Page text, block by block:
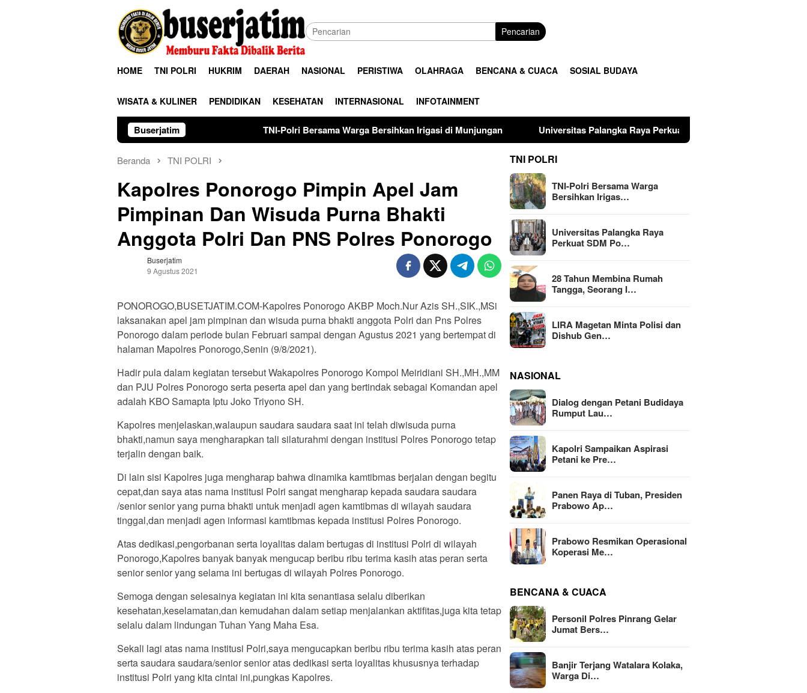
Pencarian
HOME TNI POLRI HUKRIM DAERAH NASIONAL PERISTIWA OLAHRAGA BENCANA & CUACA SOSIAL BUDAYA
WISATA & KULINER PENDIDIKAN KESEHATAN INTERNASIONAL INFOTAINMENT
Buserjatim TNI-Polri Bersama Warga Bersihkan Irigasi di Munjungan Universitas Palangka Raya Perkuat SDM Polri Lewat Pusat Studi Kepolisian
Beranda TNI POLRI
Kapolres Ponorogo Pimpin Apel Jam
Pimpinan Dan Wisuda Purna Bhakti
Anggota Polri Dan PNS Polres Ponorogo
Buserjatim
9 Agustus 2021
PONOROGO,BUSETJATIM.COM-Kapolres Ponorogo AKBP Moch.Nur Azis SH.,SIK.,MSi
laksanakan apel jam pimpinan dan wisuda purna bhakti anggota Polri dan Pns Polres
Ponorogo dalam periode bulan Februari sampai dengan Agustus 2021 yang bertempat di
halaman Mapolres Ponorogo,Senin (9/8/2021).
Hadir pula dalam kegiatan tersebut Wakapolres Ponorogo Kompol Meiridiani SH.,MH.,MM
dan PJU Polres Ponorogo serta peserta apel dan yang bertindak sebagai Komandan apel
adalah KBO Samapta Iptu Joko Triyono SH.
Kapolres menjelaskan,walaupun saudara saudara saat ini telah diwisuda purna
bhakti,namun saya mengharapkan tali silaturahmi dengan institusi Polres Ponorogo tetap
terjalin dengan baik.
Di lain sisi Kapolres juga mengharap bahwa dinamika kamtibmas berjalan dengan begitu
cepat,dan saya atas nama institusi Polri sangat mengharap kepada saudara saudara
/senior senior yang purna bhakti untuk menjadi agen kamtibmas di wilayah saudara
tinggal,dan menjadi agen informasi kamtibmas kepada institusi Polres Ponorogo.
Atas dedikasi,pengorbanan serta loyalitas dalam bertugas di institusi Polri di wilayah
Ponorogo,Kapolres banyak banyak mengucap beribu ribu terima kasih atas peran serta
senior senior yang selama ini bertugas di wilayah Polres Ponorogo.
Semoga dengan selesainya kegiatan ini kita senantiasa selalu diberikan
kesehatan,keselamatan,dan kemudahan dalam setiap menjalankan aktifitas,juga kita tetap
selalu dalam lindungan Tuhan Yang Maha Esa.
Sekali lagi atas nama institusi Polri,saya mengucapkan beribu ribu terima kasih atas peran
serta saudara saudara/senior senior atas dedikasi serta loyalitas khususnya terhadap
institusi Polri yang kita cintai ini,pungkas Kapolres.
TNI POLRI
TNI-Polri Bersama Warga
Bersihkan Irigas…
Universitas Palangka Raya
Perkuat SDM Po…
28 Tahun Membina Rumah
Tangga, Seorang I…
LIRA Magetan Minta Polisi dan
Dishub Gen…
NASIONAL
Dialog dengan Petani Budidaya
Rumput Lau…
Kapolri Sampaikan Aspirasi
Petani ke Pre…
Panen Raya di Tuban, Presiden
Prabowo Ap…
Prabowo Resmikan Operasional
Koperasi Me…
BENCANA & CUACA
Personil Polres Pinrang Gelar
Jumat Bers…
Banjir Terjang Watalara Kolaka,
Warga Di…